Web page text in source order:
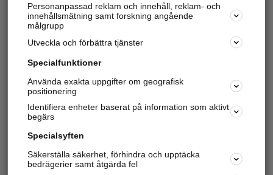
Personanpassad reklam och innehåll, reklam- och
innehållsmätning samt forskning angående
målgrupp
Utveckla och förbättra tjänster
Specialfunktioner
Använda exakta uppgifter om geografisk
positionering
Identifiera enheter baserat på information som aktivt
begärs
Specialsyften
Säkerställa säkerhet, förhindra och upptäcka
bedrägerier samt åtgärda fel